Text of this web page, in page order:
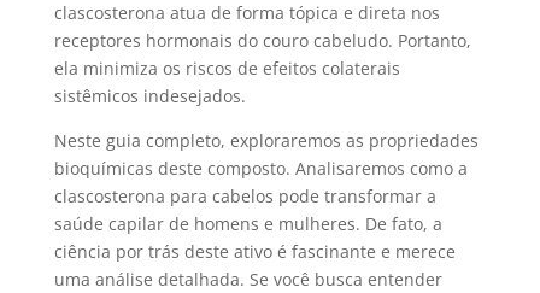
clascosterona atua de forma tópica e direta nos
receptores hormonais do couro cabeludo. Portanto,
ela minimiza os riscos de efeitos colaterais
sistêmicos indesejados.
Neste guia completo, exploraremos as propriedades
bioquímicas deste composto. Analisaremos como a
clascosterona para cabelos pode transformar a
saúde capilar de homens e mulheres. De fato, a
ciência por trás deste ativo é fascinante e merece
uma análise detalhada. Se você busca entender